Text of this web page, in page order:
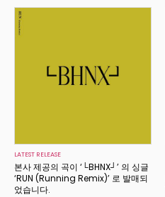
LATEST RELEASE
본사 제공의 곡이 ‘└BHNX┘’ 의 싱글
‘RUN (Running Remix)’ 로 발매되
었습니다.